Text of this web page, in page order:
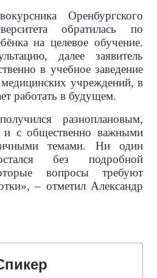
Оренбургского
обратилась по
на целевое обучение.
далее заявитель
в учебное заведение
учреждений, в
работать в будущем.
разноплановым,
и с общественно важными
темами. Ни один
без подробной
вопросы требуют
– отметил Александр